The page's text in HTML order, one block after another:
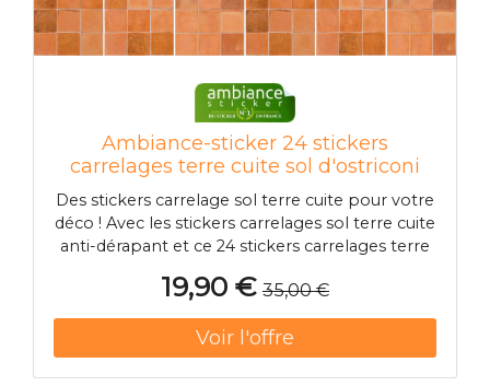
Ambiance-sticker 24 stickers
carrelages terre cuite sol d'ostriconi
anti-dérapant
Des stickers carrelage sol terre cuite pour votre
déco ! Avec les stickers carrelages sol terre cuite
anti-dérapant et ce 24 stickers carrelages terre
enfin harmoniser la décoration de votre sol
avec celle de vos murs ! Nos stickers carrelages
sol &
19,90 € 35,00 €